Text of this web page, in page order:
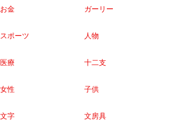
お金 ガーリー
スポーツ 人物
医療 十二支
女性 子供
文字 文房具